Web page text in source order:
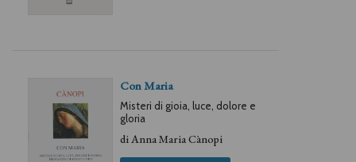
Con Maria
Misteri di gioia, luce, dolore e
gloria
diAnna Maria Cànopi